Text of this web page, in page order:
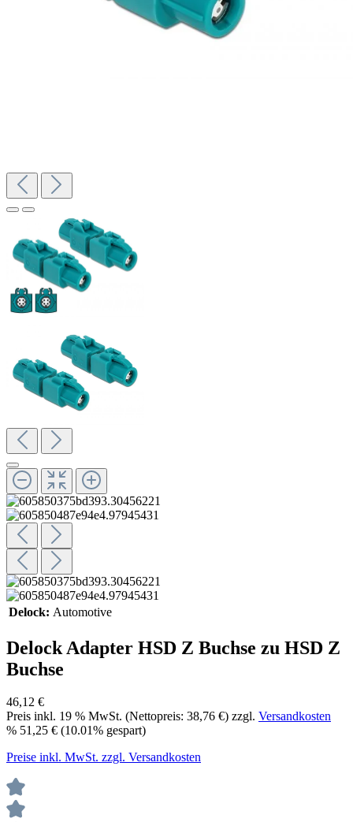
Delock: Automotive
Delock Adapter HSD Z Buchse zu HSD Z
Buchse
46,12 €
Preis inkl. 19 % MwSt. (Nettopreis: 38,76 €) zzgl. Versandkosten
% 51,25 € (10.01% gespart)
Preise inkl. MwSt. zzgl. Versandkosten